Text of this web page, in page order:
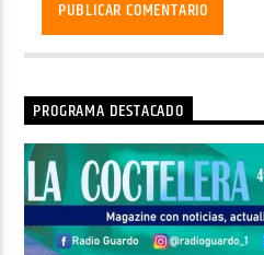
PROGRAMA DESTACADO